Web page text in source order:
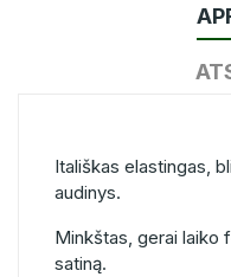
Itališkas elastingas,
audinys.
Minkštas, gerai laiko
satiną.